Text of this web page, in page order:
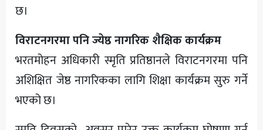
छ।
विराटनगरमा पनि ज्येष्ठ नागरिक शैक्षिक कार्यक्रम
भरतमोहन अधिकारी स्मृति प्रतिष्ठानले विराटनगरमा पनि
अशिक्षित जेष्ठ नागरिकका लागि शिक्षा कार्यक्रम सुरु गर्ने
भएको छ।